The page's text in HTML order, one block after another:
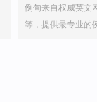
例句来自权威英文
等，提供最专业的